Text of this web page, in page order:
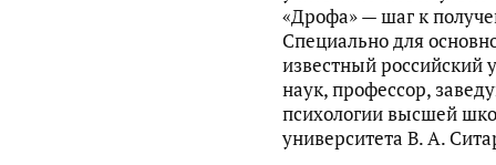
«Дрофа» — шаг к
Специально для
известный российский
наук, профессор,
психологии высшей
университета В. А.